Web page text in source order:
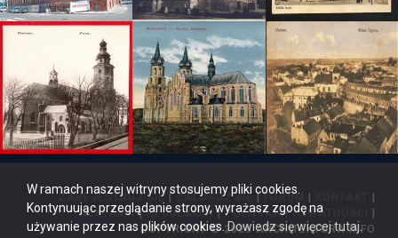
ZAREJESTRUJ SIĘ | ZALOGUJ SIĘ |FORUM
REKLAMA|REGULAMIN |POLITYKA PRYWATNOŚCI
COPYRIGHT © 2026 ARCHITEKTURA.INFO
W ramach naszej witryny stosujemy pliki cookies.
Kontynuując przeglądanie strony, wyrażasz zgodę na
używanie przez nas plików cookies.Dowiedz się więcej tutaj.